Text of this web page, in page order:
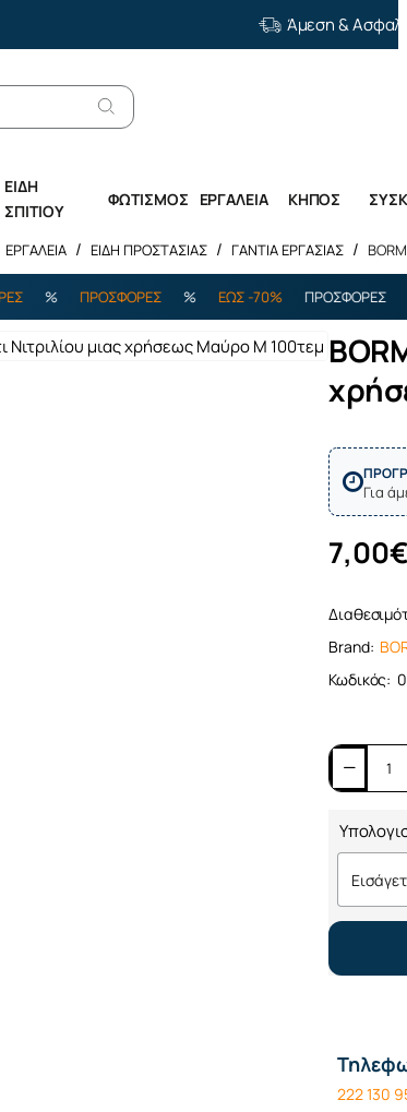
Άμεση &
ΕΙΔΗ
ΣΠΙΤΙΟΥ
ΦΩΤΙΣΜΟΣ ΕΡΓΑΛΕΙΑ ΚΗΠΟΣ
ΕΡΓΑΛΕΙΑ ΕΙΔΗ ΠΡΟΣΤΑΣΙΑΣ ΓΑΝΤΙΑ ΕΡΓΑΣΙΑΣ
% ΠΡΟΣΦΟΡΕΣ % ΕΩΣ -70% ΠΡΟΣΦΟΡΕΣ %
Για
Brand:
Κωδικός:
7,00€
222 130